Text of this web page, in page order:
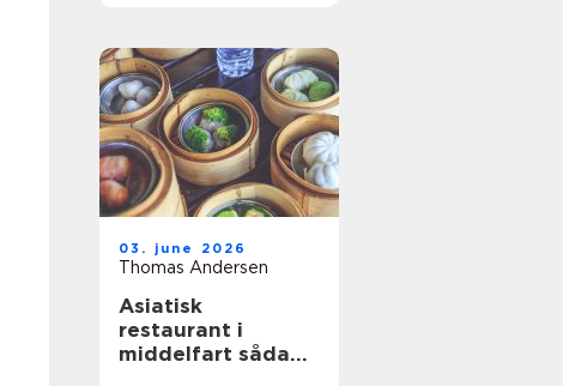
03. june 2026
Thomas Andersen
Asiatisk
restaurant i
middelfart sådan